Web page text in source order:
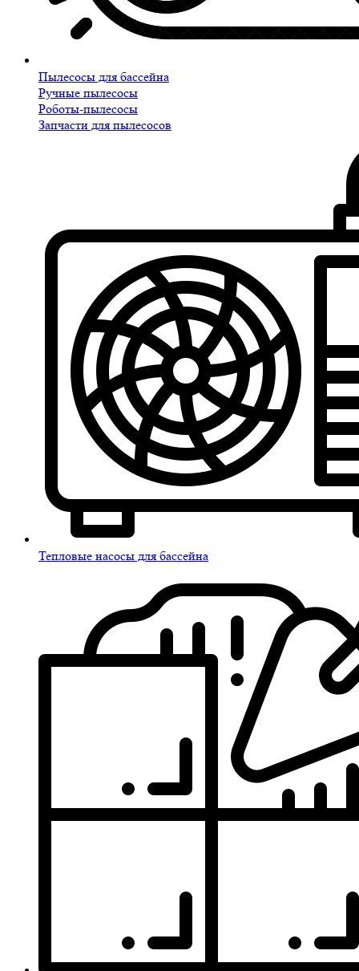
Пылесосы для бассейна
Ручные пылесосы
Роботы-пылесосы
Запчасти для пылесосов
Тепловые насосы для бассейна